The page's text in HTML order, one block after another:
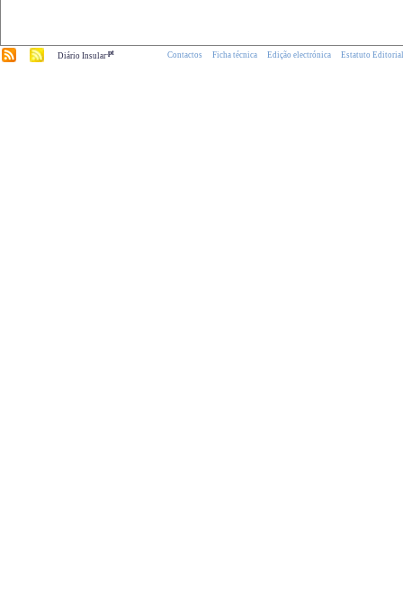
Diário Insular.pt Contactos Ficha técnica Edição electrónica Estatuto Editorial